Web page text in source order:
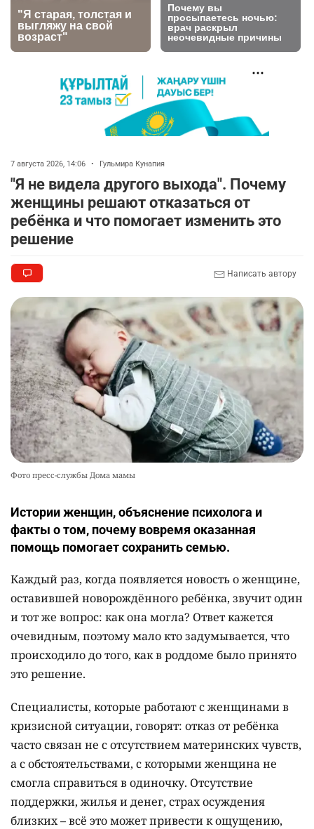
6
🗣Глава государства направил телеграмму
соболезнования родным и близким Халық
қаһарманы Ивана Гапича
2760 2 42
🇫🇷 Клуб ПСЖ объявил об открытии своей
футбольной академии в Астане
2 40
автокредиты за вознаграждение
2726 0 11
9
🦻 Казахстанцы смогут получать слуховые
аппараты без инвалидности
содержание некоторых предметов
2453 3 19
7 августа 2026, 14:06 • Гульмира Кунапия
"Я не видела другого выхода". Почему
женщины решают отказаться от
ребёнка и что помогает изменить это
решение
Написать автору
Фото пресс-службы Дома мамы
Истории женщин, объяснение психолога и
факты о том, почему вовремя оказанная
помощь помогает сохранить семью.
Каждый раз, когда появляется новость о женщине,
оставившей новорождённого ребёнка, звучит один
и тот же вопрос: как она могла? Ответ кажется
очевидным, поэтому мало кто задумывается, что
происходило до того, как в роддоме было принято
это решение.
Специалисты, которые работают с женщинами в
кризисной ситуации, говорят: отказ от ребёнка
часто связан не с отсутствием материнских чувств,
а с обстоятельствами, с которыми женщина не
смогла справиться в одиночку. Отсутствие
поддержки, жилья и денег, страх осуждения
близких – всё это может привести к ощущению,